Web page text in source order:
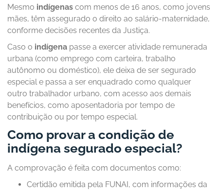
Mesmo indígenas com menos de 16 anos, como jovens
mães, têm assegurado o direito ao salário-maternidade,
conforme decisões recentes da Justiça.
Caso o indígena passe a exercer atividade remunerada
urbana (como emprego com carteira, trabalho
autônomo ou doméstico), ele deixa de ser segurado
especial e passa a ser enquadrado como qualquer
outro trabalhador urbano, com acesso aos demais
benefícios, como aposentadoria por tempo de
contribuição ou por tempo especial.
Como provar a condição de
indígena segurado especial?
A comprovação é feita com documentos como:
Certidão emitida pela FUNAI, com informações da